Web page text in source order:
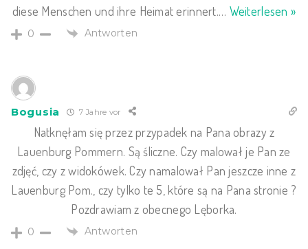
diese Menschen und ihre Heimat erinnert.… Weiterlesen »
0 Antworten
Bogusia 7 Jahre vor
Natknęłam się przez przypadek na Pana obrazy z
Lauenburg Pommern. Są śliczne. Czy malował je Pan ze
zdjęć, czy z widokówek. Czy namalował Pan jeszcze inne z
Lauenburg Pom., czy tylko te 5, które są na Pana stronie ?
Pozdrawiam z obecnego Lęborka.
0 Antworten